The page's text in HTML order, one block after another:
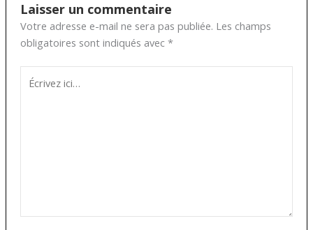
Laisser un commentaire
Votre adresse e-mail ne sera pas publiée. Les champs
obligatoires sont indiqués avec *
ici…